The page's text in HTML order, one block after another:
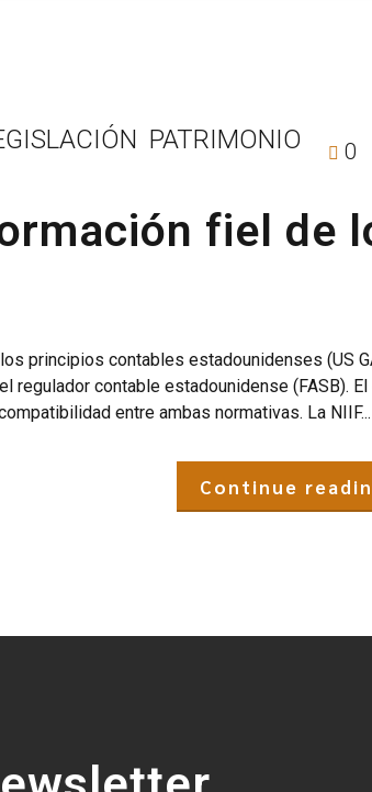
PATRIMONIO 0
fiel de
principios contables estadounidenses (US
regulador contable estadounidense (FASB).
entre ambas normativas. La NIIF...
Continue